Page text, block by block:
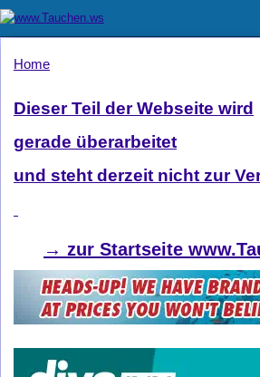
Home
Dieser Teil der Webseite wird
gerade überarbeitet
und steht derzeit nicht zur
→ zur Startseite